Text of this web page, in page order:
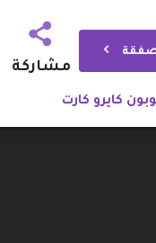
مشاركة
كايرو كارت